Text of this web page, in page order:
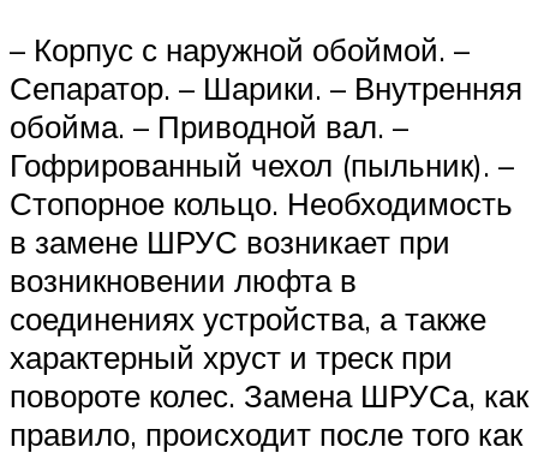
– Корпус с наружной обоймой. –
Сепаратор. – Шарики. – Внутренняя
обойма. – Приводной вал. –
Гофрированный чехол (пыльник). –
Стопорное кольцо. Необходимость
в замене ШРУС возникает при
возникновении люфта в
соединениях устройства, а также
характерный хруст и треск при
повороте колес. Замена ШРУСа, как
правило, происходит после того как